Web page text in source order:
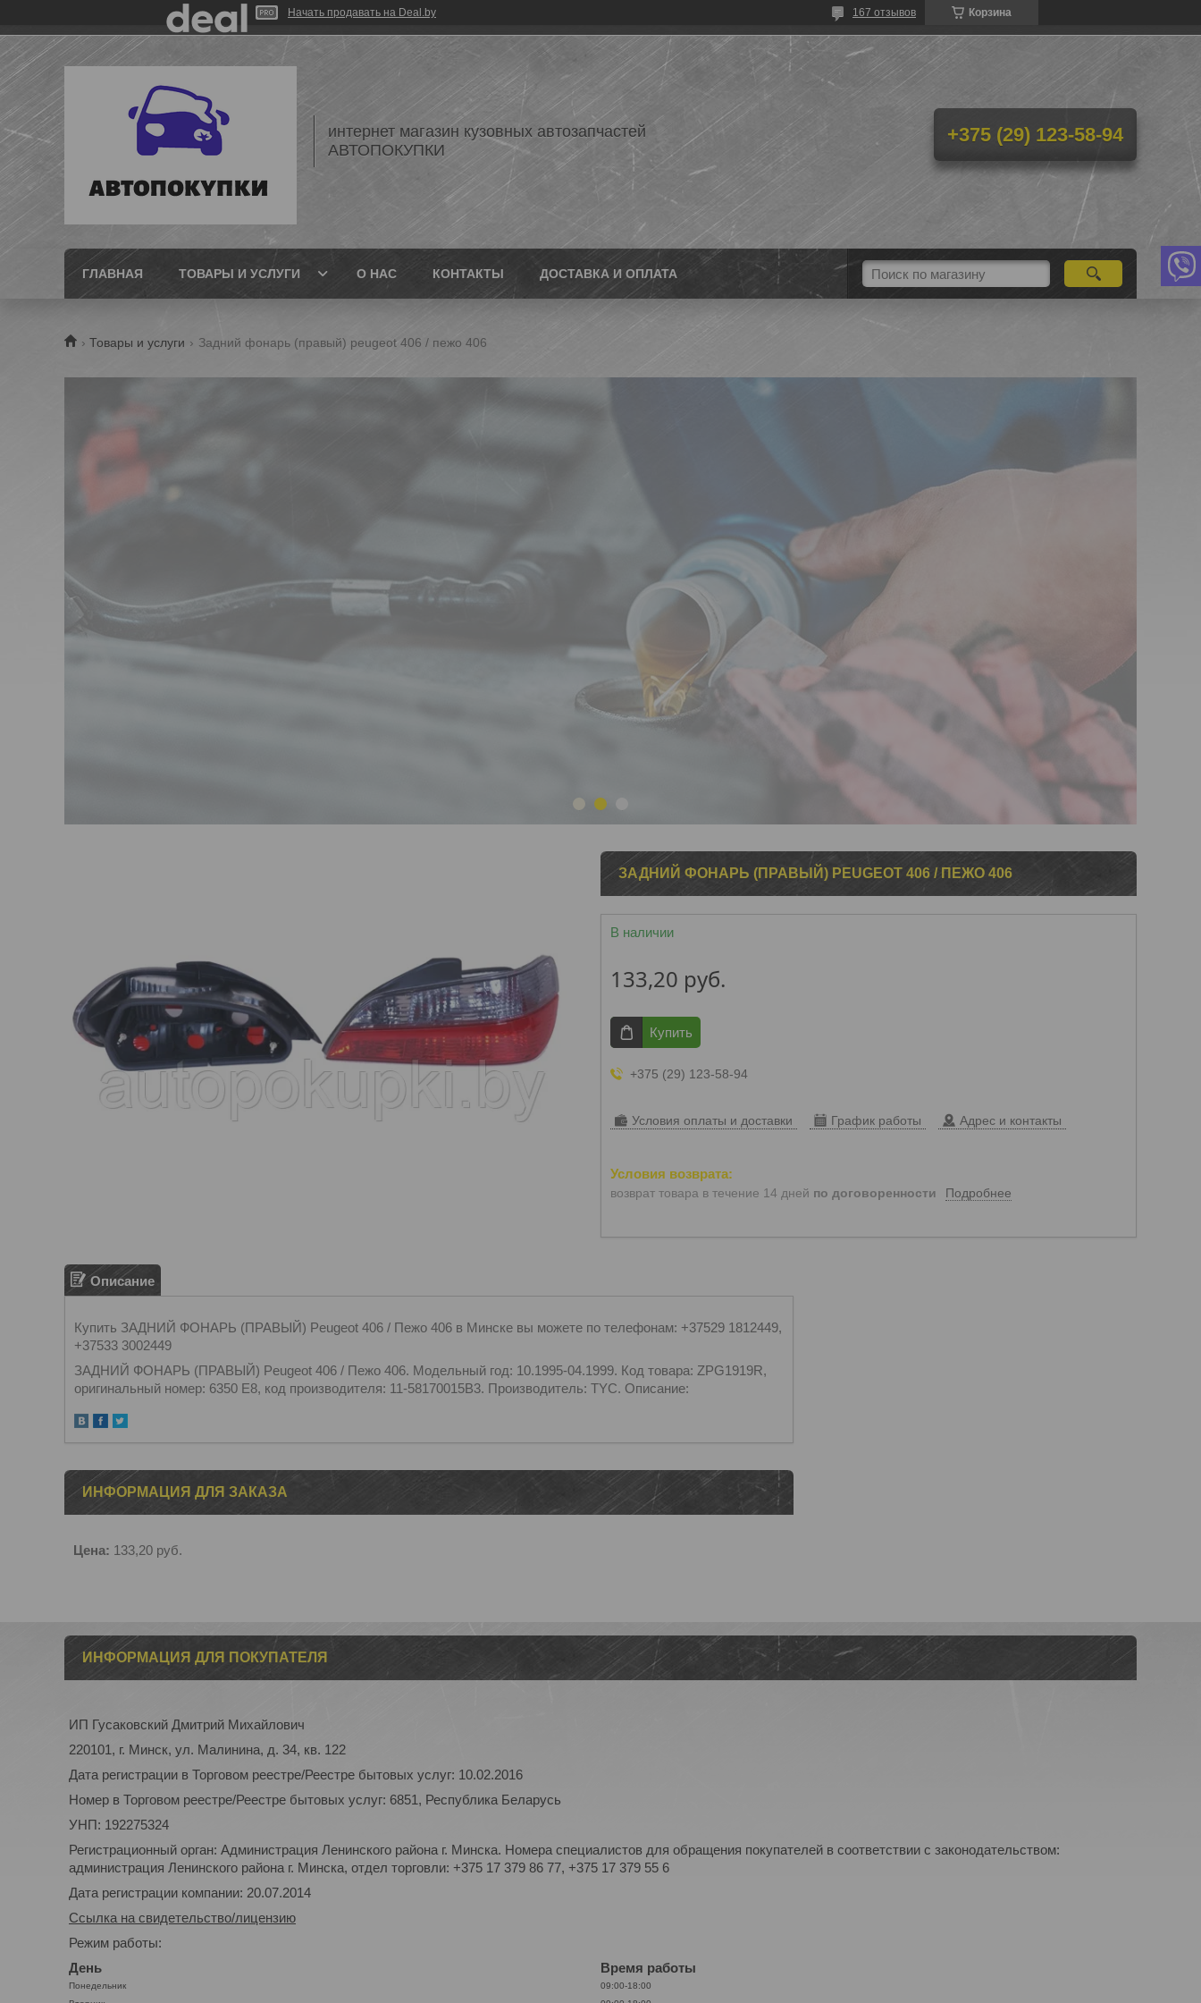
Начать продавать на Deal.by Корзина
167 отзывов
интернет магазин кузовных автозапчастей
АВТОПОКУПКИ
+375 (29) 123-58-94
ГЛАВНАЯ ТОВАРЫ И УСЛУГИ О НАС КОНТАКТЫ ДОСТАВКА И ОПЛАТА
Товары и услуги Задний фонарь (правый) peugeot 406 / пежо 406
ЗАДНИЙ ФОНАРЬ (ПРАВЫЙ) PEUGEOT 406 / ПЕЖО 406
В наличии
133,20 руб.
Купить
+375 (29) 123-58-94
Условия оплаты и доставки График работы Адрес и контакты
возврат товара в течение 14 дней по договоренности Подробнее
Описание
Купить ЗАДНИЙ ФОНАРЬ (ПРАВЫЙ) Peugeot 406 / Пежо 406 в Минске вы можете по телефонам: +37529 1812449,
+37533 3002449
ЗАДНИЙ ФОНАРЬ (ПРАВЫЙ) Peugeot 406 / Пежо 406. Модельный год: 10.1995-04.1999. Код товара: ZPG1919R,
оригинальный номер: 6350 E8, код производителя: 11-58170015B3. Производитель: TYC. Описание:
ИНФОРМАЦИЯ ДЛЯ ЗАКАЗА
Цена: 133,20 руб.
ИНФОРМАЦИЯ ДЛЯ ПОКУПАТЕЛЯ
ИП Гусаковский Дмитрий Михайлович
220101, г. Минск, ул. Малинина, д. 34, кв. 122
Дата регистрации в Торговом реестре/Реестре бытовых услуг: 10.02.2016
Номер в Торговом реестре/Реестре бытовых услуг: 6851, Республика Беларусь
УНП: 192275324
Регистрационный орган: Администрация Ленинского района г. Минска. Номера специалистов для обращения покупателей в соответствии с законодательством:
администрация Ленинского района г. Минска, отдел торговли: +375 17 379 86 77, +375 17 379 55 6
Дата регистрации компании: 20.07.2014
Ссылка на свидетельство/лицензию
Режим работы:
День
Время работы
Понедельник
09:00-18:00